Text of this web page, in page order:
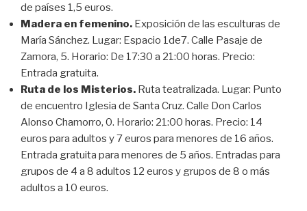
de países 1,5 euros.
Madera en femenino. Exposición de las esculturas de
María Sánchez. Lugar: Espacio 1de7. Calle Pasaje de
Zamora, 5. Horario: De 17:30 a 21:00 horas. Precio:
Entrada gratuita.
Ruta de los Misterios. Ruta teatralizada. Lugar: Punto
de encuentro Iglesia de Santa Cruz. Calle Don Carlos
Alonso Chamorro, 0. Horario: 21:00 horas. Precio: 14
euros para adultos y 7 euros para menores de 16 años.
Entrada gratuita para menores de 5 años. Entradas para
grupos de 4 a 8 adultos 12 euros y grupos de 8 o más
adultos a 10 euros.